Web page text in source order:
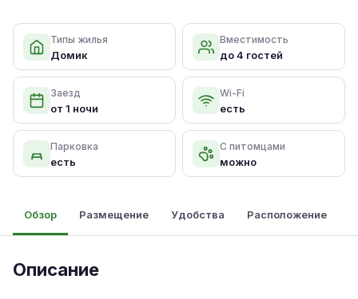
Типы жилья
Домик
Вместимость
до 4 гостей
Заезд
от 1 ночи
Wi-Fi
есть
Парковка
есть
С питомцами
можно
Обзор Размещение Удобства Расположение
Описание